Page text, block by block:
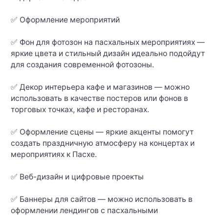
✅ Оформление мероприятий
✅ Фон для фотозон на пасхальных мероприятиях —
яркие цвета и стильный дизайн идеально подойдут
для создания современной фотозоны.
✅ Декор интерьера кафе и магазинов — можно
использовать в качестве постеров или фонов в
торговых точках, кафе и ресторанах.
✅ Оформление сцены — яркие акценты помогут
создать праздничную атмосферу на концертах и
мероприятиях к Пасхе.
✅ Веб-дизайн и цифровые проекты
✅ Баннеры для сайтов — можно использовать в
оформлении лендингов с пасхальными